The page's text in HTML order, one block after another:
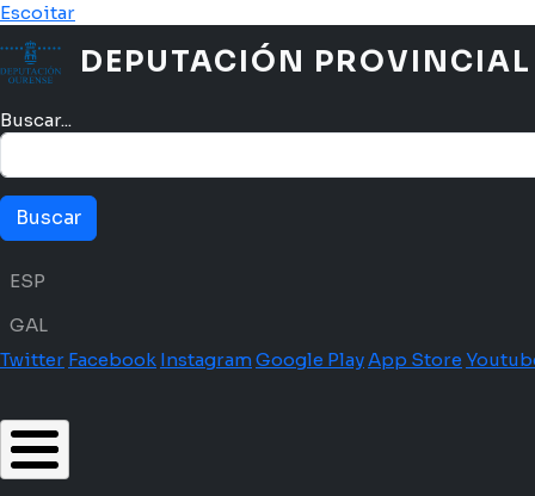
Ir o contido principal
Escoitar
DEPUTACIÓN PROVINCIAL
Buscar...
Menú idioma
ESP
GAL
Twitter Facebook InstagramGoogle PlayApp Store